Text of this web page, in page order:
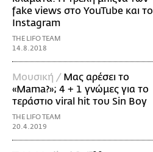
fake views στο YouTube και το
Instagram
THE LIFO TEAM
14.8.2018
Μουσική / Μας αρέσει το
«Mama?»; 4 + 1 γνώμες για το
τεράστιο viral hit του Sin Boy
THE LIFO TEAM
20.4.2019